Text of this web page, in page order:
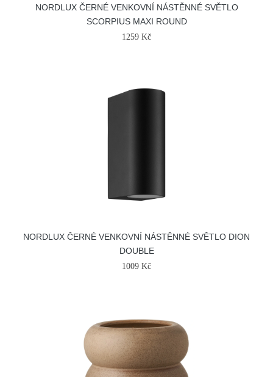
NORDLUX ČERNÉ VENKOVNÍ NÁSTĚNNÉ SVĚTLO
SCORPIUS MAXI ROUND
1259 Kč
NORDLUX ČERNÉ VENKOVNÍ NÁSTĚNNÉ SVĚTLO DION
DOUBLE
1009 Kč